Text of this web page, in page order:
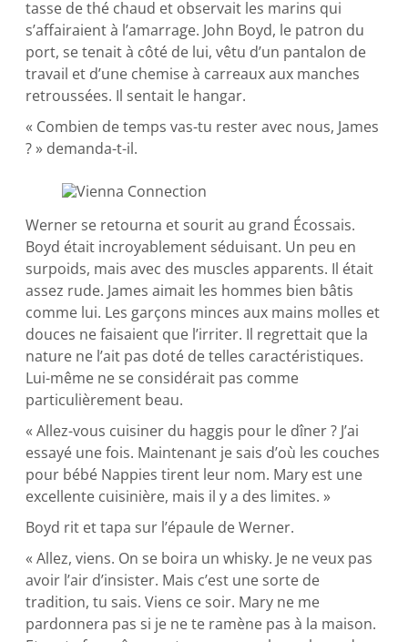
tasse de thé chaud et observait les marins qui
s’affairaient à l’amarrage. John Boyd, le patron du
port, se tenait à côté de lui, vêtu d’un pantalon de
travail et d’une chemise à carreaux aux manches
retroussées. Il sentait le hangar.
« Combien de temps vas-tu rester avec nous, James
? » demanda-t-il.
Werner se retourna et sourit au grand Écossais.
Boyd était incroyablement séduisant. Un peu en
surpoids, mais avec des muscles apparents. Il était
assez rude. James aimait les hommes bien bâtis
comme lui. Les garçons minces aux mains molles et
douces ne faisaient que l’irriter. Il regrettait que la
nature ne l’ait pas doté de telles caractéristiques.
Lui-même ne se considérait pas comme
particulièrement beau.
« Allez-vous cuisiner du haggis pour le dîner ? J’ai
essayé une fois. Maintenant je sais d’où les couches
pour bébé Nappies tirent leur nom. Mary est une
excellente cuisinière, mais il y a des limites. »
Boyd rit et tapa sur l’épaule de Werner.
« Allez, viens. On se boira un whisky. Je ne veux pas
avoir l’air d’insister. Mais c’est une sorte de
tradition, tu sais. Viens ce soir. Mary ne me
pardonnera pas si je ne te ramène pas à la maison.